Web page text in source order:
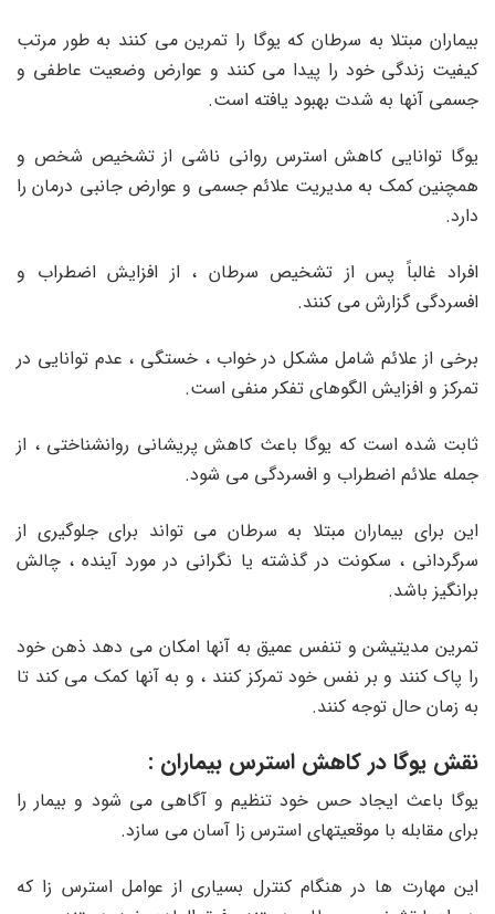
بیماران مبتلا به سرطان که یوگا را تمرین می کنند به طور مرتب
کیفیت زندگی خود را پیدا می کنند و عوارض وضعیت عاطفی و
جسمی آنها به شدت بهبود یافته است.
یوگا توانایی کاهش استرس روانی ناشی از تشخیص شخص و
همچنین کمک به مدیریت علائم جسمی و عوارض جانبی درمان را
دارد.
افراد غالباً پس از تشخیص سرطان ، از افزایش اضطراب و
افسردگی گزارش می کنند.
برخی از علائم شامل مشکل در خواب ، خستگی ، عدم توانایی در
تمرکز و افزایش الگوهای تفکر منفی است.
ثابت شده است که یوگا باعث کاهش پریشانی روانشناختی ، از
جمله علائم اضطراب و افسردگی می شود.
این برای بیماران مبتلا به سرطان می تواند برای جلوگیری از
سرگردانی ، سکونت در گذشته یا نگرانی در مورد آینده ، چالش
برانگیز باشد.
تمرین مدیتیشن و تنفس عمیق به آنها امکان می دهد ذهن خود
را پاک کنند و بر نفس خود تمرکز کنند ، و به آنها کمک می کند تا
به زمان حال توجه کنند.
نقش یوگا در کاهش استرس بیماران :
یوگا باعث ایجاد حس خود تنظیم و آگاهی می شود و بیمار را
برای مقابله با موقعیتهای استرس زا آسان می سازد.
این مهارت ها در هنگام کنترل بسیاری از عوامل استرس زا که